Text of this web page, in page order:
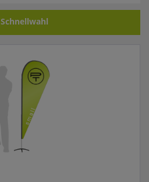
Schnellwahl